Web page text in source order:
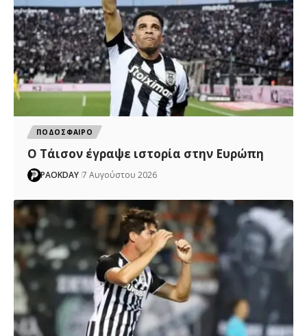
ΠΟΔΟΣΦΑΙΡΟ
Ο Τάισον έγραψε ιστορία στην Ευρώπη
PAOKDAY 7 Αυγούστου 2026